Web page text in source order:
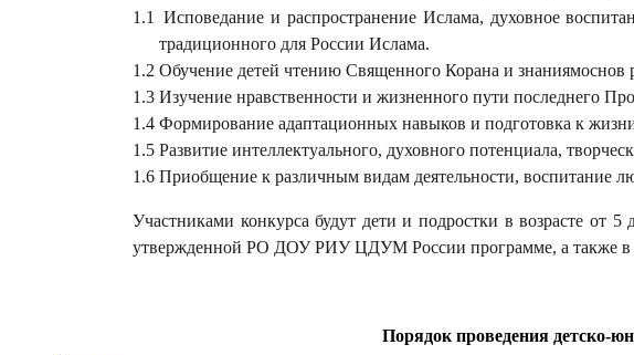
1.1
Исповедание и распространение Ислама, духовное
традиционного для России Ислама.
1.2 Обучение детей чтению Священного Корана и знаниямоснов
1.3 Изучение нравственности и жизненного пути последнего
1.4 Формирование адаптационных навыков и подготовка к
1.5 Развитие интеллектуального, духовного потенциала,
1.6 Приобщение к различным видам деятельности, воспитание
Участниками конкурса будут дети и подростки в возрасте от
утвержденной РО ДОУ РИУ ЦДУМ России программе, а также в
Порядок проведения детско-